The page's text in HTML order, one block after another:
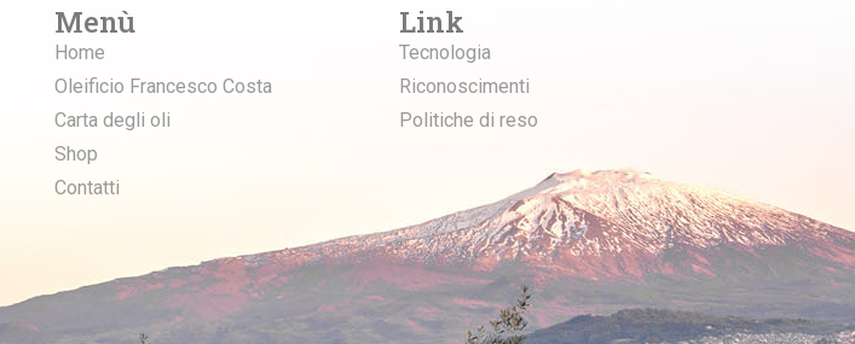
Menù
Home
Oleificio Francesco Costa
Carta degli oli
Shop
Contatti
Link
Tecnologia
Riconoscimenti
Politiche di reso